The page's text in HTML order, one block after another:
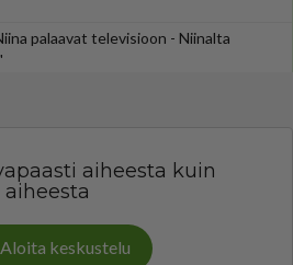
palaavat televisioon - Niinalta
aiheesta kuin
aiheesta
Aloita keskustelu